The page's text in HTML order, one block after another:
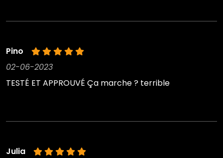
Pino
02-06-2023
TESTÉ ET APPROUVÉ Ça marche ? terrible
Julia